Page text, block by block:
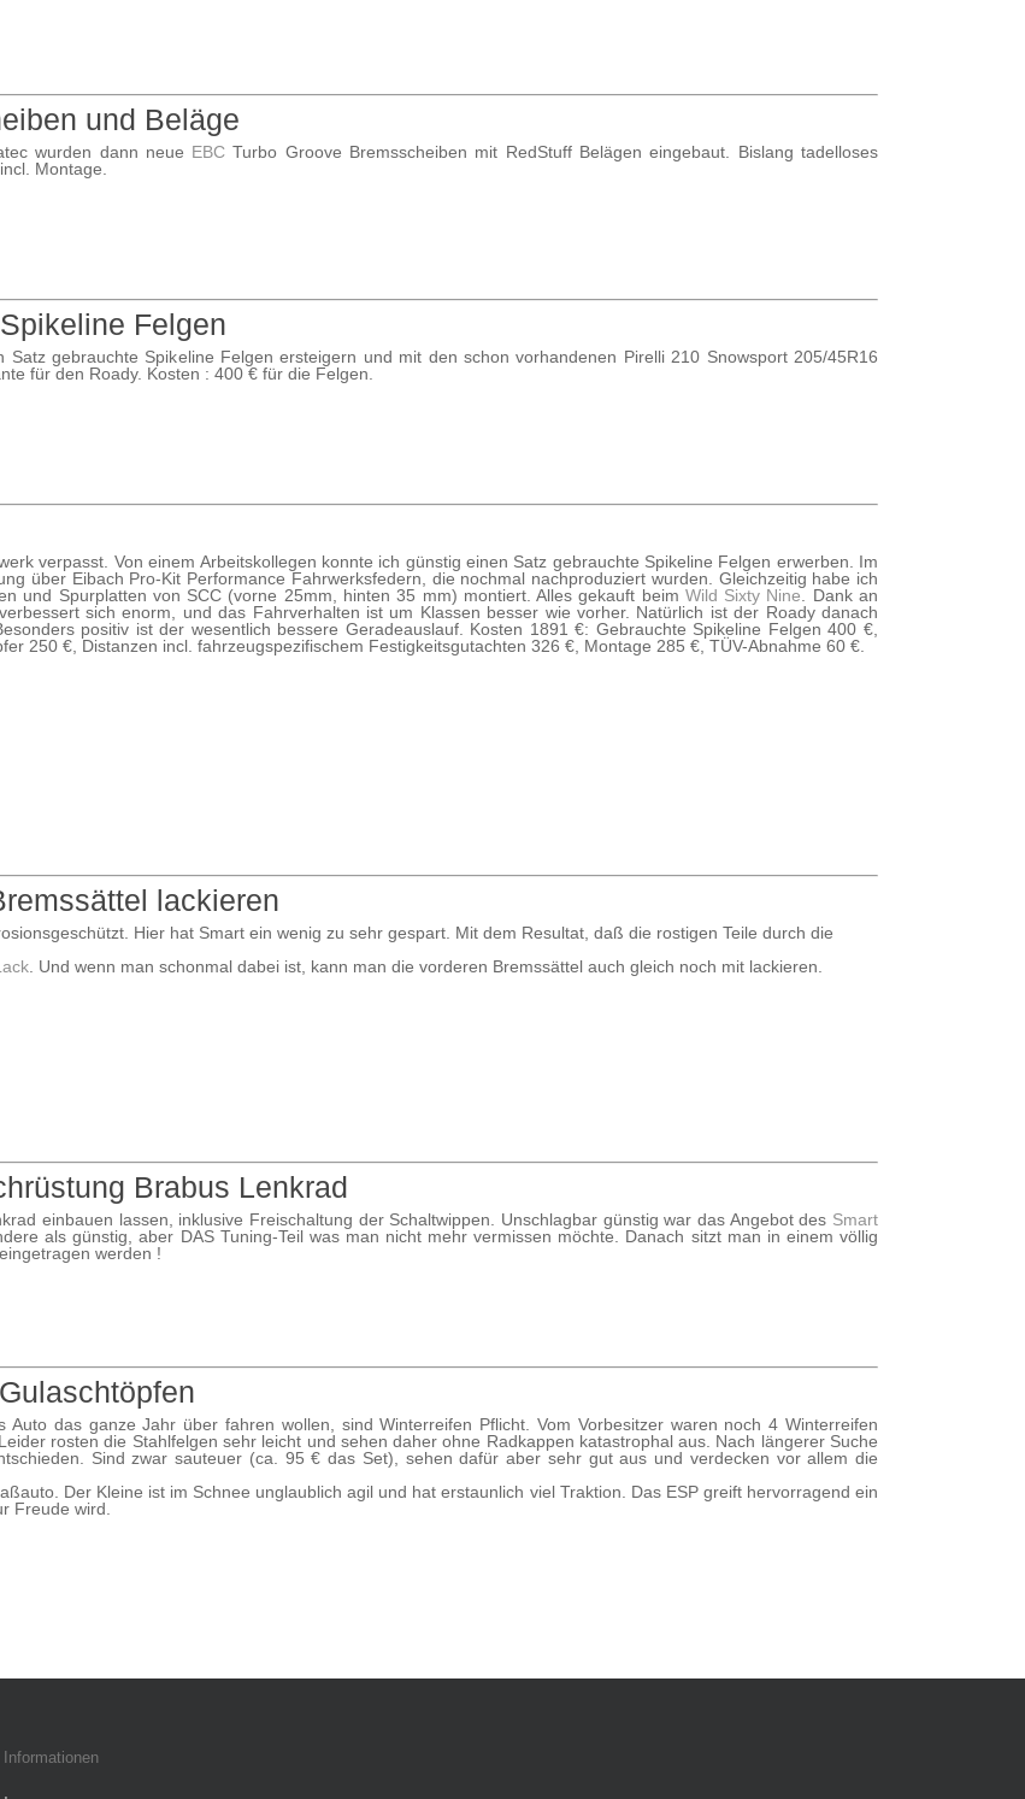
und Beläge
wurden dann neue EBC Turbo Groove Bremsscheiben mit RedStuff Belägen eingebaut. Bislang tadelloses
Montage.
Felgen
gebrauchte Spikeline Felgen ersteigern und mit den schon vorhandenen Pirelli 210 Snowsport 205/45R16
für den Roady. Kosten : 400 € für die Felgen.
verpasst. Von einem Arbeitskollegen konnte ich günstig einen Satz gebrauchte Spikeline Felgen erwerben. Im
über Eibach Pro-Kit Performance Fahrwerksfedern, die nochmal nachproduziert wurden. Gleichzeitig habe ich
und Spurplatten von SCC (vorne 25mm, hinten 35 mm) montiert. Alles gekauft beim Wild Sixty Nine . Dank an
sich enorm, und das Fahrverhalten ist um Klassen besser wie vorher. Natürlich ist der Roady danach
positiv ist der wesentlich bessere Geradeauslauf. Kosten 1891 €: Gebrauchte Spikeline Felgen 400 €,
250 €, Distanzen incl. fahrzeugspezifischem Festigkeitsgutachten 326 €, Montage 285 €, TÜV-Abnahme 60 €.
lackieren
Hier hat Smart ein wenig zu sehr gespart. Mit dem Resultat, daß die rostigen Teile durch die
. Und wenn man schonmal dabei ist, kann man die vorderen Bremssättel auch gleich noch mit lackieren.
Brabus Lenkrad
einbauen lassen, inklusive Freischaltung der Schaltwippen. Unschlagbar günstig war das Angebot des Smart
als günstig, aber DAS Tuning-Teil was man nicht mehr vermissen möchte. Danach sitzt man in einem völlig
werden !
das ganze Jahr über fahren wollen, sind Winterreifen Pflicht. Vom Vorbesitzer waren noch 4 Winterreifen
rosten die Stahlfelgen sehr leicht und sehen daher ohne Radkappen katastrophal aus. Nach längerer Suche
Sind zwar sauteuer (ca. 95 € das Set), sehen dafür aber sehr gut aus und verdecken vor allem die
Der Kleine ist im Schnee unglaublich agil und hat erstaunlich viel Traktion. Das ESP greift hervorragend ein
Freude wird.
Informationen